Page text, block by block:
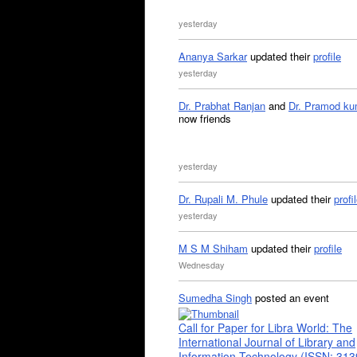
yesterday
Ananya Sarkarupdated theirprofile
yesterday
Dr. Prabhat Ranjan and Dr. Pramod
now friends
yesterday
Dr. Rupali M. Phule updated their
yesterday
M S M Shiham updated theirprofile
Wednesday
Sumedha Singh posted an event
Call for Paper for Libra World: The
International Journal of Library and